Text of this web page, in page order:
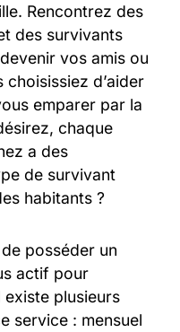
Rencontrez des
des survivants
vos amis ou
choisissiez d’aider
emparer par la
chaque
a des
de survivant
habitants ?
posséder un
actif pour
plusieurs
service : mensuel